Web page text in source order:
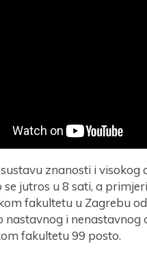
znanosti i visokog
se jutros u 8 sati, a
fakultetu u Zagrebu
nastavnog i nenastavnog
fakultetu 99 posto.